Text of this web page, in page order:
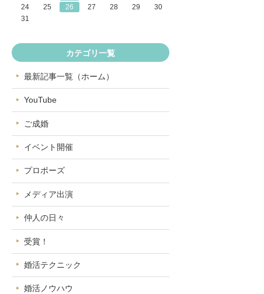
24
25 26 27 28 29
30
31
カテゴリ一覧
最新記事一覧（ホーム）
YouTube
ご成婚
イベント開催
プロポーズ
メディア出演
仲人の日々
受賞！
婚活テクニック
婚活ノウハウ